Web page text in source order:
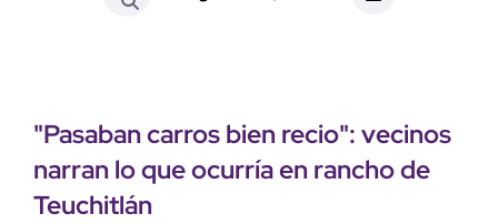
"Pasaban carros bien recio": vecinos
narran lo que ocurría en rancho de
Teuchitlán